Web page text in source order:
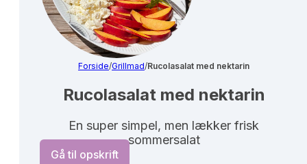
Forside/Grillmad/Rucolasalat med nektarin
Rucolasalat med nektarin
En super simpel, men lækker frisk
sommersalat
Gå til opskrift